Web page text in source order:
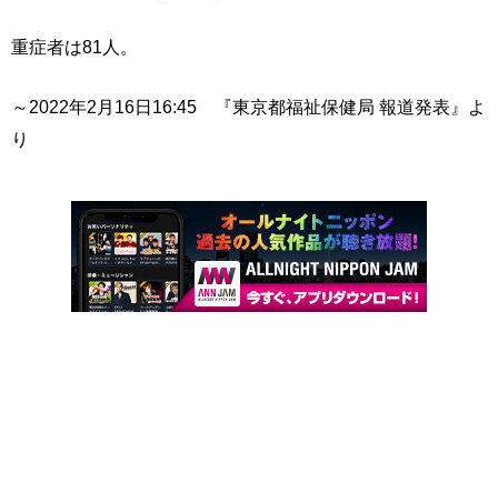
重症者は81人。
～2022年2月16日16:45 『東京都福祉保健局 報道発表』よ
り